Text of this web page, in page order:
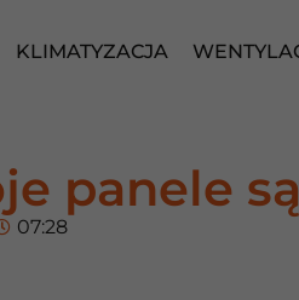
KLIMATYZACJA
panele
07:28